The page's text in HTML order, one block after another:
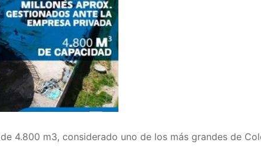
4.800 m3, considerado uno de los más grandes de